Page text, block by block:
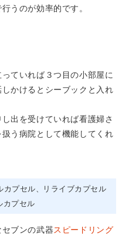
うのが効率的です。
ていれば３つ目の小部屋に
かけるとシーブックと入れ
出を受けていれば看護婦さ
扱う病院として機能してくれ
カプセル
リライブカプセル
カプセル
ブンの武器スピードリング